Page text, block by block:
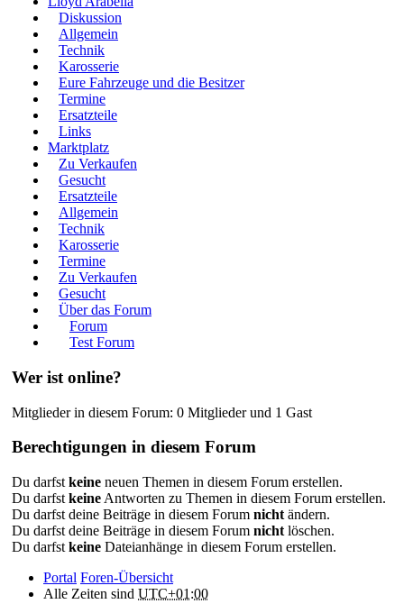
Diskussion
Allgemein
Technik
Karosserie
Eure Fahrzeuge und die Besitzer
Termine
Ersatzteile
Links
Marktplatz
Zu Verkaufen
Gesucht
Ersatzteile
Allgemein
Technik
Karosserie
Termine
Zu Verkaufen
Gesucht
Über das Forum
Forum
Test Forum
Wer ist online?
Mitglieder in diesem Forum: 0 Mitglieder und 1 Gast
Berechtigungen in diesem Forum
Du darfst keine neuen Themen in diesem Forum erstellen.
Du darfst keine Antworten zu Themen in diesem Forum erstellen.
Du darfst deine Beiträge in diesem Forum nicht ändern.
Du darfst deine Beiträge in diesem Forum nicht löschen.
Du darfst keine Dateianhänge in diesem Forum erstellen.
Portal Foren-Übersicht
Alle Zeiten sind UTC+01:00